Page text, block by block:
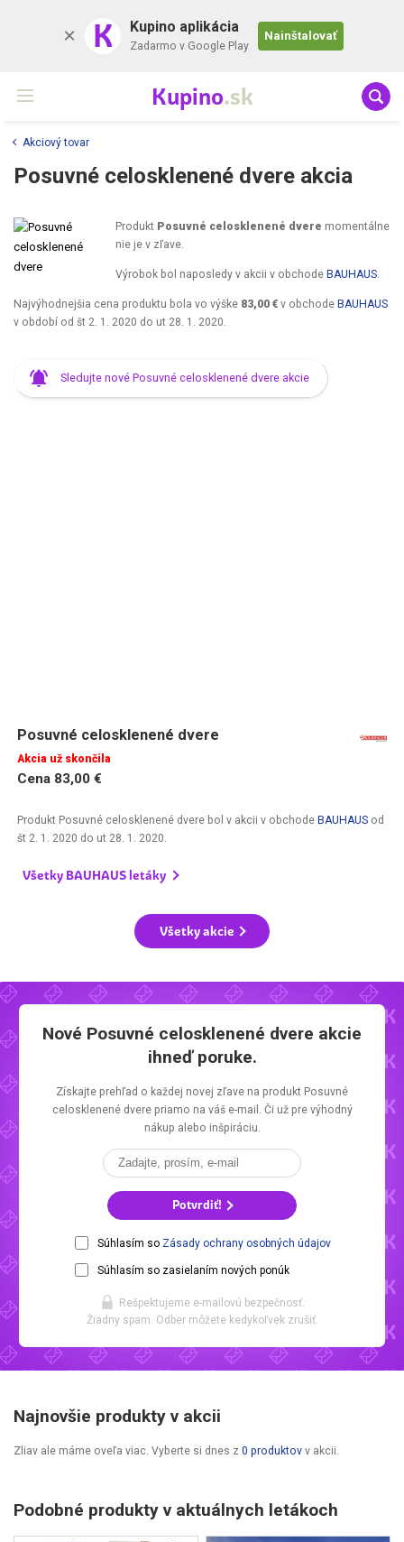
K Kupino aplikácia
Zadarmo v Google Play
Nainštalovať
Kupino.sk
Akciový tovar
Posuvné celosklenené dvere akcia
Produkt Posuvné celosklenené dvere momentálne
nie je v zľave.
Výrobok bol naposledy v akcii v obchode BAUHAUS.
Najvýhodnejšia cena produktu bola vo výške 83,00 € v obchode BAUHAUS
v období od št 2. 1. 2020 do ut 28. 1. 2020
Sledujte nové Posuvné celosklenené dvere akcie
Posuvné celosklenené dvere
Akcia už skončila
Cena 83,00 €
Produkt Posuvné celosklenené dvere bol v akcii v obchodeBAUHAUS od
št 2. 1. 2020 do ut 28. 1. 2020
Všetky BAUHAUS letáky
Všetky akcie
Nové Posuvné celosklenené dvere akcie
ihneď poruke.
Získajte prehľad o každej novej zľave na produkt Posuvné
celosklenené dvere priamo na váš e-mail. Či už pre výhodný
nákup alebo inšpiráciu.
Potvrdiť!
Súhlasím so Zásady ochrany osobných údajov
Súhlasím so zasielaním nových ponúk
Rešpektujeme e-mailovú bezpečnosť.
Žiadny spam. Odber môžete kedykoľvek zrušiť.
Najnovšie produkty v akcii
Zliav ale máme oveľa viac. Vyberte si dnes z 0 produktov v akcii.
Podobné produkty v aktuálnych letákoch